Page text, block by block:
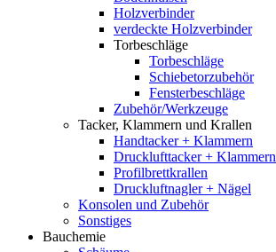
Holzverbinder
verdeckte Holzverbinder
Torbeschläge
Torbeschläge
Schiebetorzubehör
Fensterbeschläge
Zubehör/Werkzeuge
Tacker, Klammern und Krallen
Handtacker + Klammern
Drucklufttacker + Klammern
Profilbrettkrallen
Druckluftnagler + Nägel
Konsolen und Zubehör
Sonstiges
Bauchemie